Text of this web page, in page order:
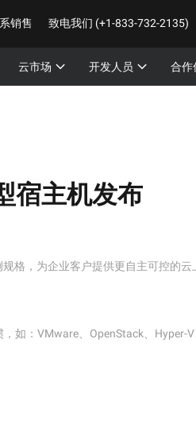
销售 致电我们 (+1-833-732-2135)
云市场 开发人员 合作
宿主机发布
格，为企业客户提供更自主可控的云
如：VMware、OpenStack、Hyper-V